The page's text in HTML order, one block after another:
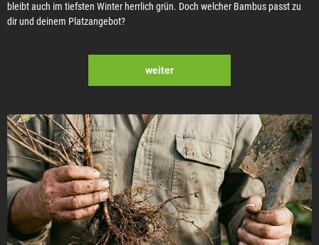
bleibt auch im tiefsten Winter herrlich grün. Doch welcher Bambus passt zu
dir und deinem Platzangebot?
weiter